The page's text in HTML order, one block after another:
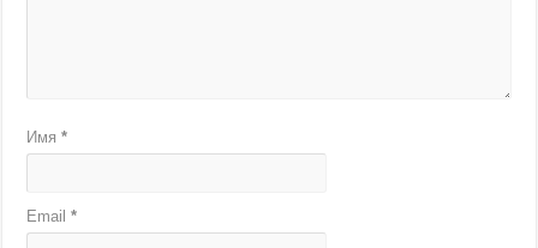
Имя*
Email*